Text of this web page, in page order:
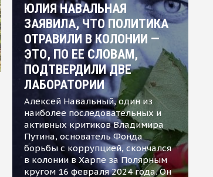
ЮЛИЯ НАВАЛЬНАЯ
ЗАЯВИЛА, ЧТО ПОЛИТИКА
ОТРАВИЛИ В КОЛОНИИ —
ЭТО, ПО ЕЕ СЛОВАМ,
ПОДТВЕРДИЛИ ДВЕ
ЛАБОРАТОРИИ
Алексей Навальный, один из
наиболее последовательных и
активных критиков Владимира
Путина, основатель Фонда
борьбы с коррупцией, скончался
в колонии в Харпе за Полярным
кругом 16 февраля 2024 года. Он